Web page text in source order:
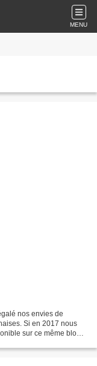
MENU
nos envies de
Si en 2017 nous
sur ce même blog)